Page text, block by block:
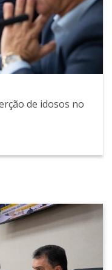
de idosos no